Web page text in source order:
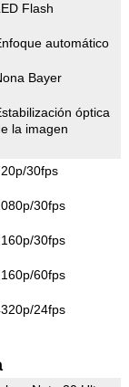
Flash
automático
Bayer
óptica
la imagen
30fps
30fps
30fps
60fps
24fps